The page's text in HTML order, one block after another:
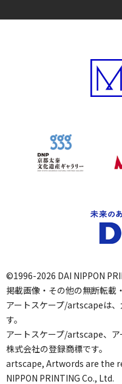
©1996-2026 DAI NIPPON
掲載画像・その他の無断転載
アートスケープ/artscapeは
す。
アートスケープ/artscape、
株式会社の登録商標です。
artscape, Artwords are the
NIPPON PRINTING Co., Ltd.